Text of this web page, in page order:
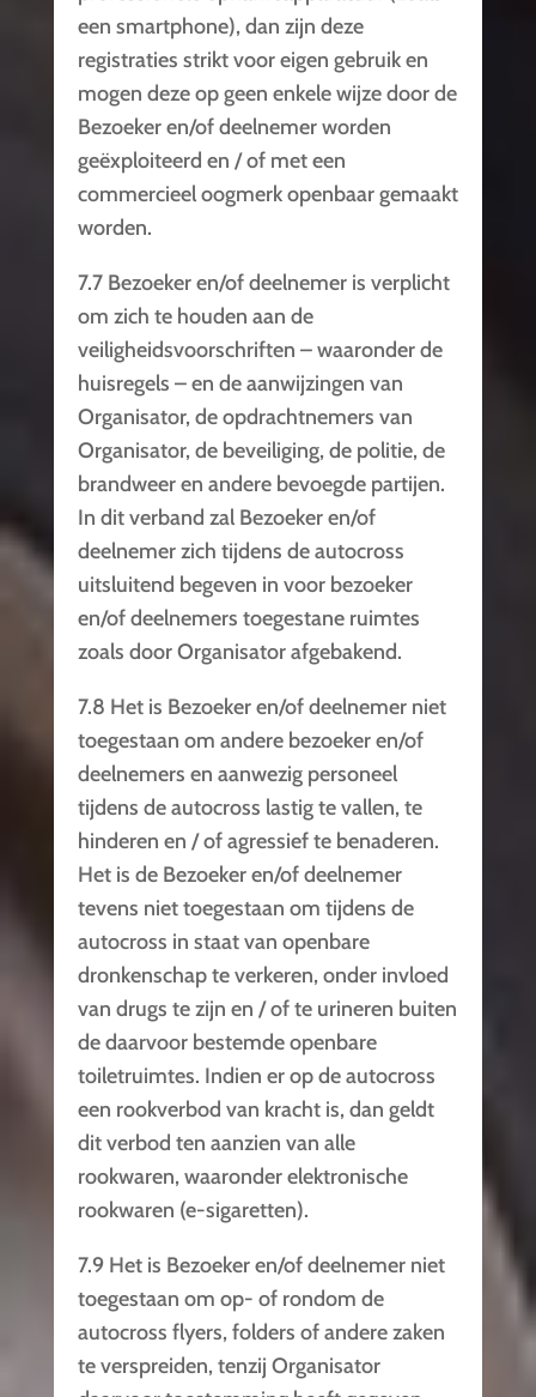
een smartphone), dan zijn deze
registraties strikt voor eigen gebruik en
mogen deze op geen enkele wijze door de
Bezoeker en/of deelnemer worden
geëxploiteerd en / of met een
commercieel oogmerk openbaar gemaakt
worden.
7.7 Bezoeker en/of deelnemer is verplicht
om zich te houden aan de
veiligheidsvoorschriften – waaronder de
huisregels – en de aanwijzingen van
Organisator, de opdrachtnemers van
Organisator, de beveiliging, de politie, de
brandweer en andere bevoegde partijen.
In dit verband zal Bezoeker en/of
deelnemer zich tijdens de autocross
uitsluitend begeven in voor bezoeker
en/of deelnemers toegestane ruimtes
zoals door Organisator afgebakend.
7.8 Het is Bezoeker en/of deelnemer niet
toegestaan om andere bezoeker en/of
deelnemers en aanwezig personeel
tijdens de autocross lastig te vallen, te
hinderen en / of agressief te benaderen.
Het is de Bezoeker en/of deelnemer
tevens niet toegestaan om tijdens de
autocross in staat van openbare
dronkenschap te verkeren, onder invloed
van drugs te zijn en / of te urineren buiten
de daarvoor bestemde openbare
toiletruimtes. Indien er op de autocross
een rookverbod van kracht is, dan geldt
dit verbod ten aanzien van alle
rookwaren, waaronder elektronische
rookwaren (e-sigaretten).
7.9 Het is Bezoeker en/of deelnemer niet
toegestaan om op- of rondom de
autocross flyers, folders of andere zaken
te verspreiden, tenzij Organisator